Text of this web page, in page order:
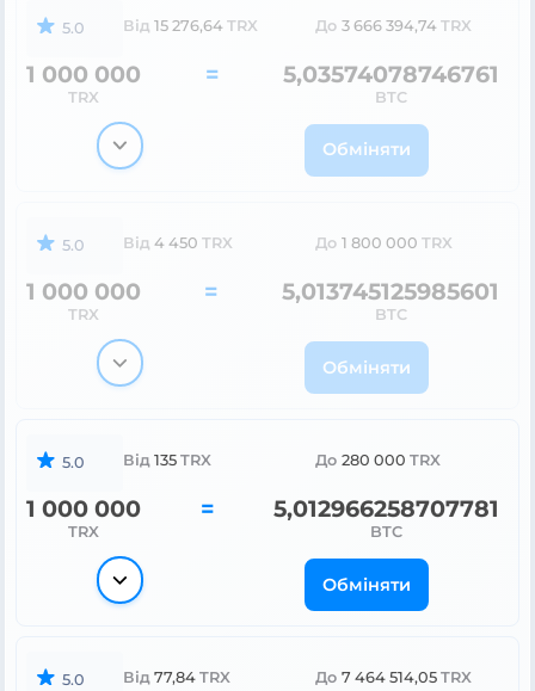
5.0 Від 15 276,64 TRX До 3 666 394,74 TRX
1 000 000
TRX
= 5,03574078746761
BTC
Обміняти
5.0 Від 4 450 TRX До 1 800 000 TRX
1 000 000
TRX
= 5,013745125985601
BTC
Обміняти
5.0 Від 135 TRX До 280 000 TRX
1 000 000
TRX
= 5,012966258707781
BTC
Обміняти
5.0 Від 77,84 TRX До 7 464 514,05 TRX